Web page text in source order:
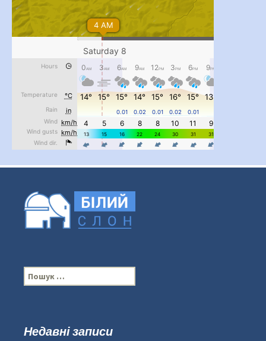
#PipIvanToday...
#PipIvanToday
П
о
:Недавні записи